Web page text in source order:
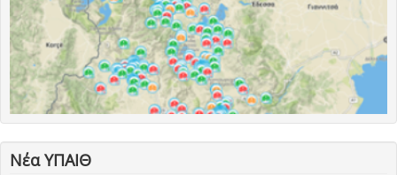
Νέα ΥΠΑΙΘ